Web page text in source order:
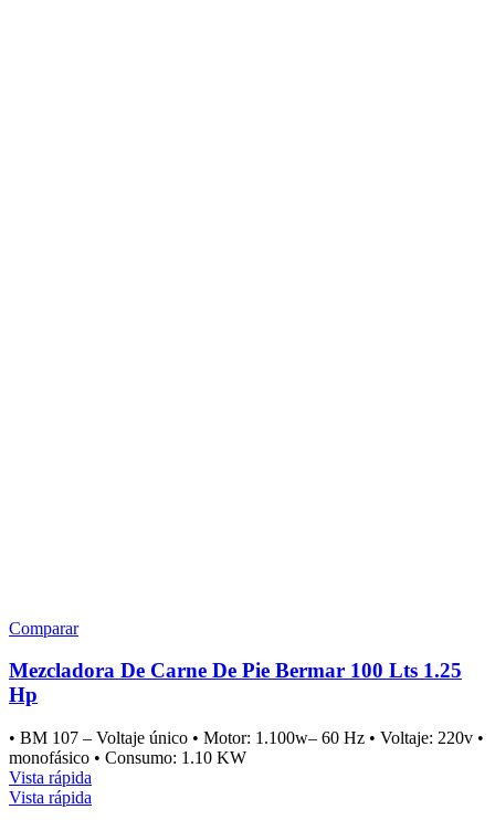
Comparar
Mezcladora De Carne De Pie Bermar 100 Lts 1.25
Hp
• BM 107 – Voltaje único • Motor: 1.100w– 60 Hz • Voltaje: 220v •
monofásico • Consumo: 1.10 KW
Vista rápida
Vista rápida